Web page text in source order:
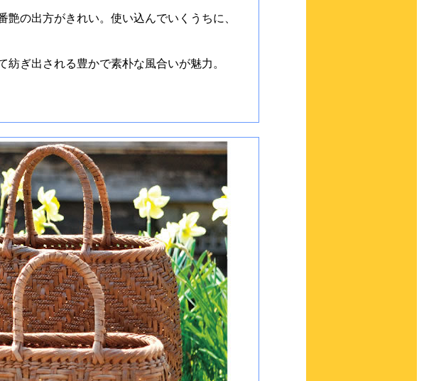
の出方がきれい。使い込んでいくうちに、
ぎ出される豊かで素朴な風合いが魅力。